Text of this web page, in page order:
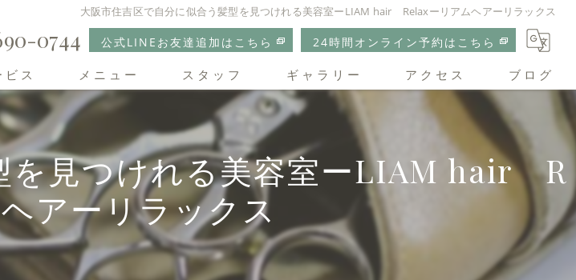
大阪市住吉区で自分に似合う髪型を見つけれる美容室ーLIAM hair Relaxーリアムヘアーリラックス
0744 公式LINEお友達追加はこちら 24時間オンライン予約はこちら
の口コミ情報
の評判
のお客様の声
ビス メニュー スタッフ ギャラリー アクセス
リアムヘアーリラックス
ブログ
を見つけれる美容室ーLIAM hair R
アーリラックス